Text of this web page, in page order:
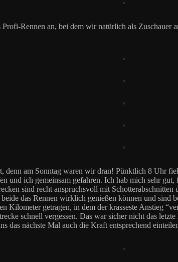
Profi-Rennen an, bei dem wir natürlich als
denn am Sonntag waren wir dran! Pünktlich 8 Uhr
und ich gemeinsam gefahren. Ich hab mich sehr
sind recht anspruchsvoll mit
das Rennen wirklich genießen können und sind
Kilometer getragen, in dem der krasseste Anstieg
schnell vergessen. Das war sicher nicht das
das nächste Mal auch die Kraft entsprechend